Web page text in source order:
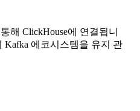
해 ClickHouse에 연결됩니
Kafka 에코시스템을 유지 관